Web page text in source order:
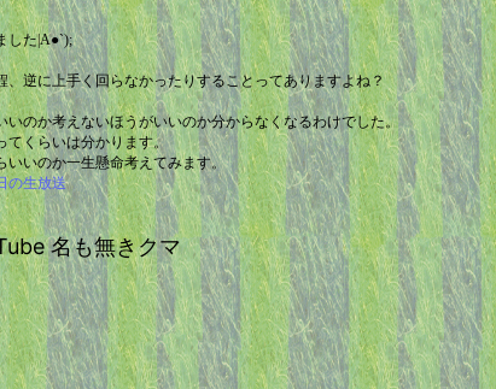
した|A●`);
、逆に上手く回らなかったりすることってありますよね？
いのか考えないほうがいいのか分からなくなるわけでした。
てくらいは分かります。
いいのか一生懸命考えてみます。
の生放送
名も無きクマ